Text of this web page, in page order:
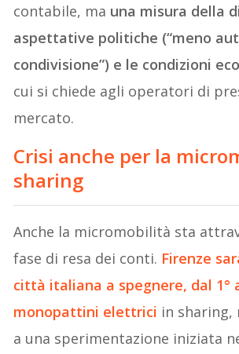
contabile, ma una misura della
aspettative politiche (“meno
condivisione”) e le condizioni
cui si chiede agli operatori di
mercato.
Crisi anche per la
sharing
Anche la micromobilità sta
fase di resa dei conti. Firenze
città italiana a spegnere, dal 1°
monopattini elettrici in
a una sperimentazione iniziata